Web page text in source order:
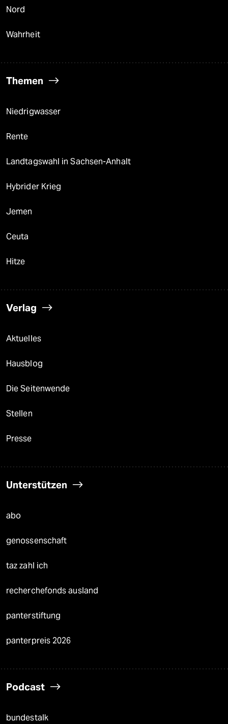
Nord
Wahrheit
Themen
Niedrigwasser
Rente
Landtagswahl in Sachsen-Anhalt
Hybrider Krieg
Jemen
Ceuta
Hitze
Verlag
Aktuelles
Hausblog
Die Seitenwende
Stellen
Presse
Unterstützen
abo
genossenschaft
taz zahl ich
recherchefonds ausland
panterstiftung
panterpreis 2026
Podcast
bundestalk